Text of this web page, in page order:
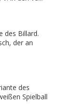
des Billard.
der an
des
Spielball